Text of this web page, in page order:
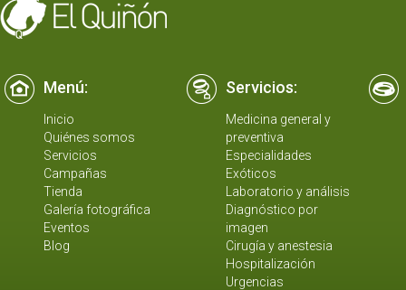
Menú: Servicios:
Inicio
Quiénes somos
Servicios
Campañas
Tienda
Galería fotográfica
Eventos
Blog
Medicina general y
preventiva
Especialidades
Exóticos
Laboratorio y análisis
Diagnóstico por
imagen
Cirugía y anestesia
Hospitalización
Urgencias